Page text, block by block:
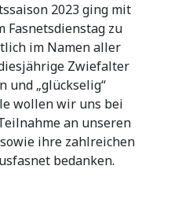
2023 ging mit
Fasnetsdienstag zu
im Namen aller
Zwiefalter
und „glückselig“
wollen wir uns bei
an unseren
ihre zahlreichen
bedanken.